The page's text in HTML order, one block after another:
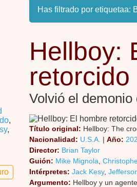
Has filtrado por etiquetaa:
Hellboy:
retorcido
Volvió el demonio
Título original: Hellboy: The
Nacionalidad: U.S.A. | Año:
Director: Brian Taylor
Guión: Mike Mignola
Intérpretes: Jack Kesy,
Argumento: Hellboy y un
,
,